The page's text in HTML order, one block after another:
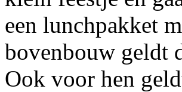
een lunchpakket
bovenbouw geldt
Ook voor hen